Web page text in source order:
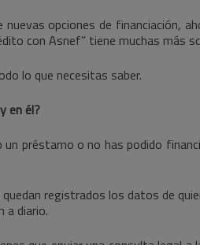
opciones de financiación,
con Asnef” tiene muchas más
lo que necesitas saber.
en él?
préstamo o no has podido
registrados los datos de
a diario.